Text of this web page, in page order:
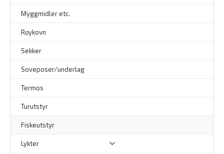
Myggmidler etc.
Røykovn
Sekker
Soveposer/underlag
Termos
Turutstyr
Fiskeutstyr
Lykter